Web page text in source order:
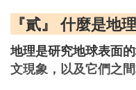
『貳』 什麼是地理
地理是研究地球表面
文現象，以及它們之